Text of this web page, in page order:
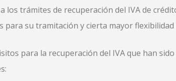
los trámites de recuperación del IVA de
para su tramitación y cierta mayor
para la recuperación del IVA que han